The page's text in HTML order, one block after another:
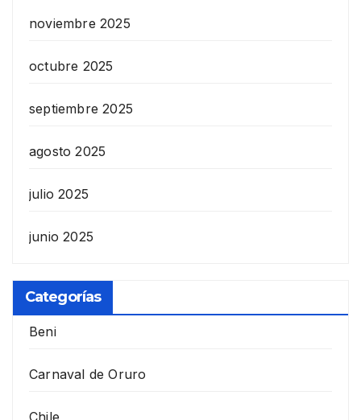
noviembre 2025
octubre 2025
septiembre 2025
agosto 2025
julio 2025
junio 2025
Categorías
Beni
Carnaval de Oruro